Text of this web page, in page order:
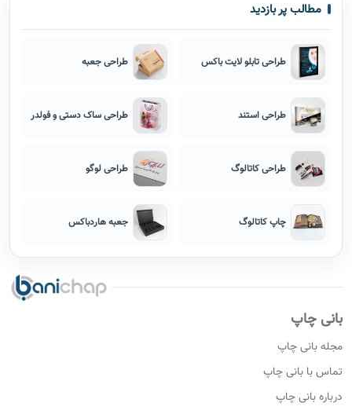
مطالب پر بازدید
طراحی تابلو لایت باکس طراحی جعبه
طراحی استند طراحی ساک دستی و فولدر
طراحی کاتالوگ طراحی لوگو
چاپ کاتالوگ جعبه هاردباکس
بانی چاپ
مجله بانی چاپ
تماس با بانی چاپ
درباره بانی چاپ